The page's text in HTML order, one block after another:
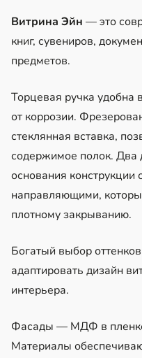
Витрина Эйн — это
книг, сувениров,
предметов.
Торцевая ручка удобна
от коррозии.
стеклянная вставка,
содержимое полок. Два
основания
направляющими,
плотному закрыванию.
Богатый выбор
адаптировать дизайн
интерьера.
Фасады — МДФ в
Материалы